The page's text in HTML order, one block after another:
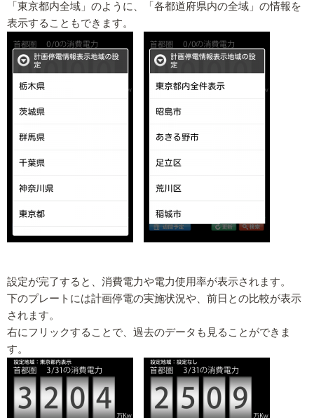
「東京都内全域」のように、「各都道府県内の全域」の情報を
表示することもできます。
設定が完了すると、消費電力や電力使用率が表示されます。
下のプレートには計画停電の実施状況や、前日との比較が表示
されます。
右にフリックすることで、過去のデータも見ることができま
す。